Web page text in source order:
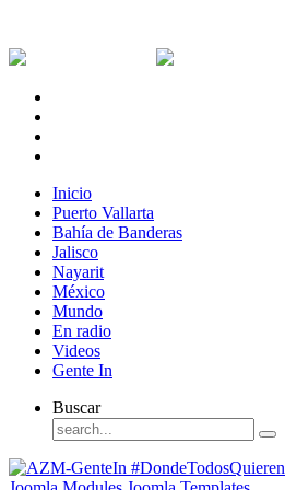
Inicio
Puerto Vallarta
Bahía de Banderas
Jalisco
Nayarit
México
Mundo
En radio
Videos
Gente In
Buscar